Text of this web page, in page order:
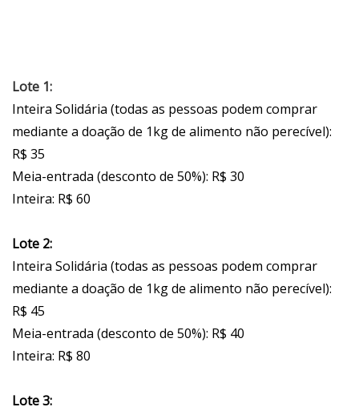
Lote 1:
Inteira Solidária (todas as pessoas podem comprar
mediante a doação de 1kg de alimento não perecível):
R$ 35
Meia-entrada (desconto de 50%): R$ 30
Inteira: R$ 60
Lote 2:
Inteira Solidária (todas as pessoas podem comprar
mediante a doação de 1kg de alimento não perecível):
R$ 45
Meia-entrada (desconto de 50%): R$ 40
Inteira: R$ 80
Lote 3: